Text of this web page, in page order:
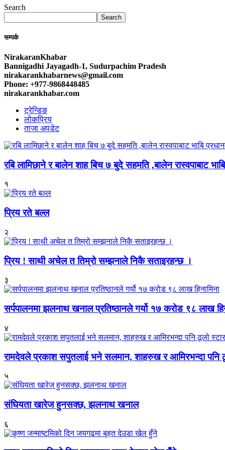
Search
Search
सम्पर्क
NirakaranKhabar
Bannigadhi Jayagadh-1, Sudurpachim Pradesh
nirakarankhabarnews@gmail.com
Phone: +977-9868448485
nirakarankhabar.com
ट्रेन्डिङ
लोकप्रिय
ताजा अपडेट
रबि लामिछाने र बालेन शाह बिच ७ बुदे सहमति ,बालेन रास्वपाबाट
१
प्रिय रते बल्ल
२
प्रिय ! साथी अचेल त तिम्रो सम्झनाले निकै सताइरहन्छ ।
३
सर्पपालनमा झलनाथ खनाल प्रतिष्ठानले गर्यो १७ करोड ९८ लाख
४
रामदेवले प्रकाश सपुतलाई भने सलमान, शाहरुख र आमिरभन्दा पनि
५
संघियता खारेज हुनसक्छ, झलनाथ खनाल
६